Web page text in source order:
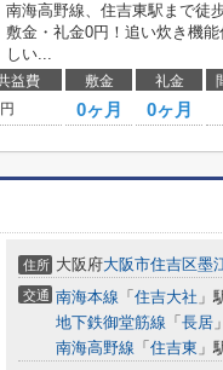
南海高野線、住吉東駅まで徒
敷金・礼金0円！追い炊き機
しい...
益費 敷金 礼金
0ヶ月 0ヶ月
住所 大阪府大阪市住吉区墨
交通 南海本線 「 住吉大社 」
地下鉄御堂筋線 「 長居
南海高野線 「 住吉東 」